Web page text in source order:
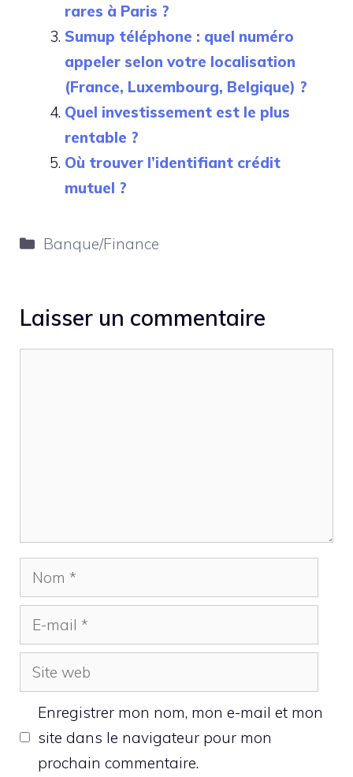
rares à Paris ?
Sumup téléphone : quel numéro
appeler selon votre localisation
(France, Luxembourg, Belgique) ?
Quel investissement est le plus
rentable ?
Où trouver l’identifiant crédit
mutuel ?
Catégories
Banque/Finance
Laisser un commentaire
Nom
mail
Site
web
Enregistrer mon nom, mon e-mail et mon
site dans le navigateur pour mon
prochain commentaire.